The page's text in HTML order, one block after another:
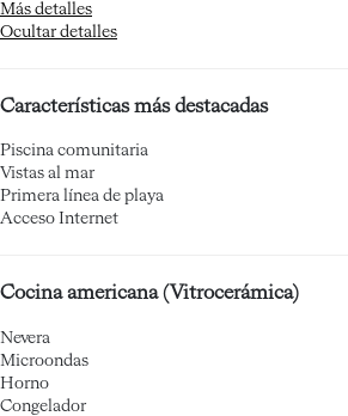
Más detalles
Ocultar detalles
Características más destacadas
Piscina comunitaria
Vistas al mar
Primera línea de playa
Acceso Internet
Cocina americana (Vitrocerámica)
Nevera
Microondas
Horno
Congelador